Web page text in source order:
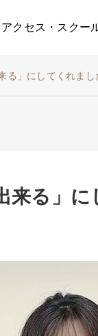
アクセス・スクー
」にしてくれまし
る」に